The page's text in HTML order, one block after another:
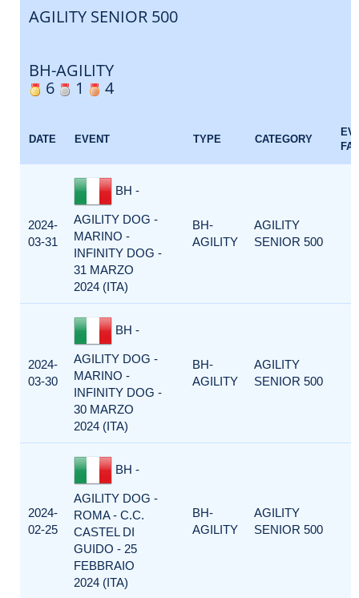
AGILITY SENIOR 500
BH-AGILITY
6
1 4
DATE EVENT TYPE CATEGORY
2024-
03-31
BH -
AGILITY DOG -
MARINO -
INFINITY DOG -
31 MARZO
2024 (ITA)
BH-
AGILITY
AGILITY
SENIOR 500
2024-
03-30
BH -
AGILITY DOG -
MARINO -
INFINITY DOG -
30 MARZO
2024 (ITA)
BH-
AGILITY
AGILITY
SENIOR 500
2024-
02-25
BH -
AGILITY DOG -
ROMA - C.C.
CASTEL DI
GUIDO - 25
FEBBRAIO
2024 (ITA)
BH-
AGILITY
AGILITY
SENIOR 500